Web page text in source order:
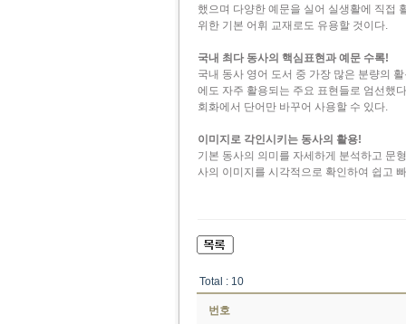
했으며 다양한 예문을 실어 실생활에 직접
위한 기본 어휘 교재로도 유용할 것이다.
국내 최다 동사의 핵심표현과 예문 수록!
국내 동사 영어 도서 중 가장 많은 분량의
에도 자주 활용되는 주요 표현들로 엄선했
회화에서 단어만 바꾸어 사용할 수 있다.
이미지로 각인시키는 동사의 활용!
기본 동사의 의미를 자세하게 분석하고 문
사의 이미지를 시각적으로 확인하여 쉽고
Total : 10
번호